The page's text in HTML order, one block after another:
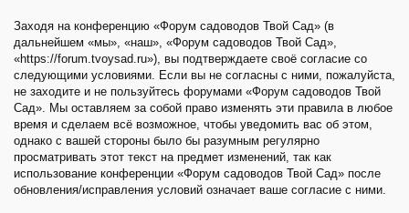
Заходя на конференцию «Форум садоводов Твой Сад» (в
дальнейшем «мы», «наш», «Форум садоводов Твой Сад»,
«https://forum.tvoysad.ru»), вы подтверждаете своё согласие со
следующими условиями. Если вы не согласны с ними, пожалуйста,
не заходите и не пользуйтесь форумами «Форум садоводов Твой
Сад». Мы оставляем за собой право изменять эти правила в любое
время и сделаем всё возможное, чтобы уведомить вас об этом,
однако с вашей стороны было бы разумным регулярно
просматривать этот текст на предмет изменений, так как
использование конференции «Форум садоводов Твой Сад» после
обновления/исправления условий означает ваше согласие с ними.